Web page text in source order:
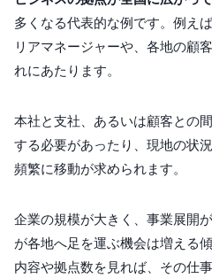
多くなる代表的な例です。例え
リアマネージャーや、各地の顧
れにあたります。
本社と支社、あるいは顧客との
する必要があったり、現地の状
頻繁に移動が求められます。
企業の規模が大きく、事業展開
が各地へ足を運ぶ機会は増える
内容や拠点数を見れば、その仕